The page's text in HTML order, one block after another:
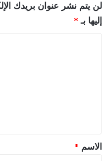
لن يتم نشر عنوان بريدك
إليها بـ *
*الاسم *